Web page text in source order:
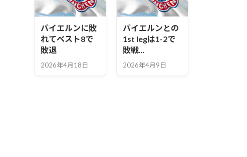
バイエルンに敗
れてベスト8で
敗退
2026年4月18日
バイエルンとの
1st legは1-2で
敗戦...
2026年4月9日